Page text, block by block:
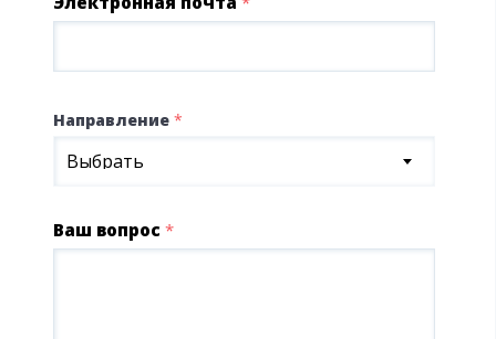
Направление *
Выбрать
Ваш вопрос *